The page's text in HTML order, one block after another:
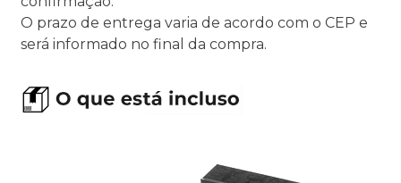
O prazo de entrega varia de acordo com o CEP e
será informado no final da compra.